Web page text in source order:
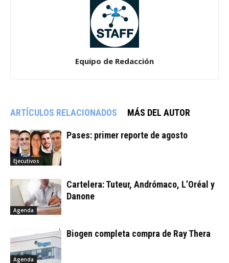
Equipo de Redacción
ARTÍCULOS RELACIONADOS MÁS DEL AUTOR
Ejecutivos
Pases: primer reporte de agosto
Agenda
Cartelera: Tuteur, Andrómaco, L’Oréal y
Danone
Agenda
Biogen completa compra de Ray Thera